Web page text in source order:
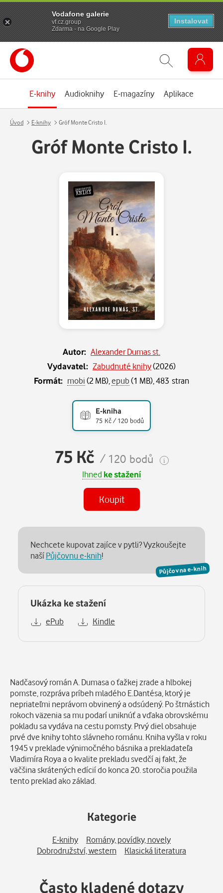
E-knihy Audioknihy E-magazíny Aplikace
Úvod E-knihy Gróf Monte Cristo I.
Gróf Monte Cristo I.
Autor: Alexander Dumas st.
Vydavatel: Zabudnuté knihy(2026)
Formát: mobi(2 MB), epub(1 MB), 483 stran
E-kniha
75 Kč / 120 bodů
75 Kč / 120 bodů
Ihned ke stažení
Koupit
Půjčovna e-knih
Nechcete kupovat zajíce v pytli? Vyzkoušejte
našíPůjčovnu e-knih!
Ukázka ke stažení
ePub Kindle
Nadčasový román A. Dumasa o ťažkej zrade a hlbokej
pomste, rozpráva príbeh mladého E.Dantésa, ktorý je
nepriateľmi neprávom obvinený a odsúdený. Po štrnástich
rokoch väzenia sa mu podarí uniknúť a vďaka obrovskému
pokladu sa vydáva na cestu pomsty. Prvý diel obsahuje
prvé dve knihy tohto slávneho románu. Kniha vyšla v roku
1945 v preklade výnimočného básnika a prekladateľa
Vladimíra Roya a o kvalite prekladu svedčí aj fakt, že
väčšina skrátených edícií do konca 20. storočia použila
tento preklad ako základ.
Kategorie
E-knihy
Romány, povídky, novely
Dobrodružství, western
Klasická literatura
Často kladené dotazy
Vodafone galerie
vf.cz.group
Zdarma - na Google Play
Instalovat